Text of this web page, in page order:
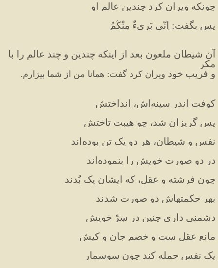
چونکه ویران کرد چندین عالم او
پس بگفت: اِنّى بَرىءٌ مِنْکُمُ
مکر
و فریب خود ویران کرد گفت: همانا من از شما بیزارم.
کوفت اندر سینه‌اش، انداختش
پس گریزان شد، چو هیبت تاختش
نفس و شیطان، هر دو یک تن بوده‌اند
در دو صورت خویش را بنموده‌اند
چون فرشته و عقل، که ایشان یک بُدند
بهر حکمتهاش دو صورت شدند
دشمنی داری چنین در سِرّ خویش
مانع عقل ست و خصم جان و کیش
یک نفس حمله کند چون سوسمار